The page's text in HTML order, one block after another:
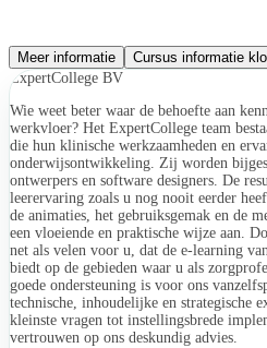
Meer informatie
Cursus informatie
ExpertCollege BV
Wie weet beter waar de behoefte aan
werkvloer? Het ExpertCollege team
die hun klinische werkzaamheden en
onderwijsontwikkeling. Zij worden
ontwerpers en software designers. De
leerervaring zoals u nog nooit eerder
de animaties, het gebruiksgemak en de
een vloeiende en praktische wijze aan.
net als velen voor u, dat de e-learning
biedt op de gebieden waar u als
goede ondersteuning is voor ons
technische, inhoudelijke en strategische
kleinste vragen tot instellingsbrede
vertrouwen op ons deskundig advies.